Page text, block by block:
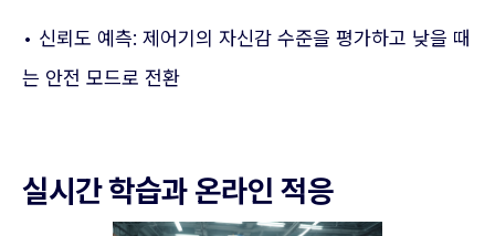
• 신뢰도 예측: 제어기의 자신감 수준을 평가하고 낮을 때
는 안전 모드로 전환
실시간 학습과 온라인 적응